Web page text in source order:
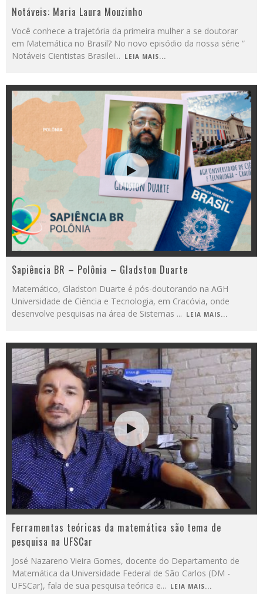
Notáveis: Maria Laura Mouzinho
Você conhece a trajetória da primeira mulher a se doutorar
em Matemática no Brasil? No novo episódio da nossa série “
Notáveis Cientistas Brasilei... LEIA MAIS...
Sapiência BR – Polônia – Gladston Duarte
Matemático, Gladston Duarte é pós-doutorando na AGH
Universidade de Ciência e Tecnologia, em Cracóvia, onde
desenvolve pesquisas na área de Sistemas ... LEIA MAIS...
Ferramentas teóricas da matemática são tema de
pesquisa na UFSCar
José Nazareno Vieira Gomes, docente do Departamento de
Matemática da Universidade Federal de São Carlos (DM -
UFSCar), fala de sua pesquisa teórica e... LEIA MAIS...